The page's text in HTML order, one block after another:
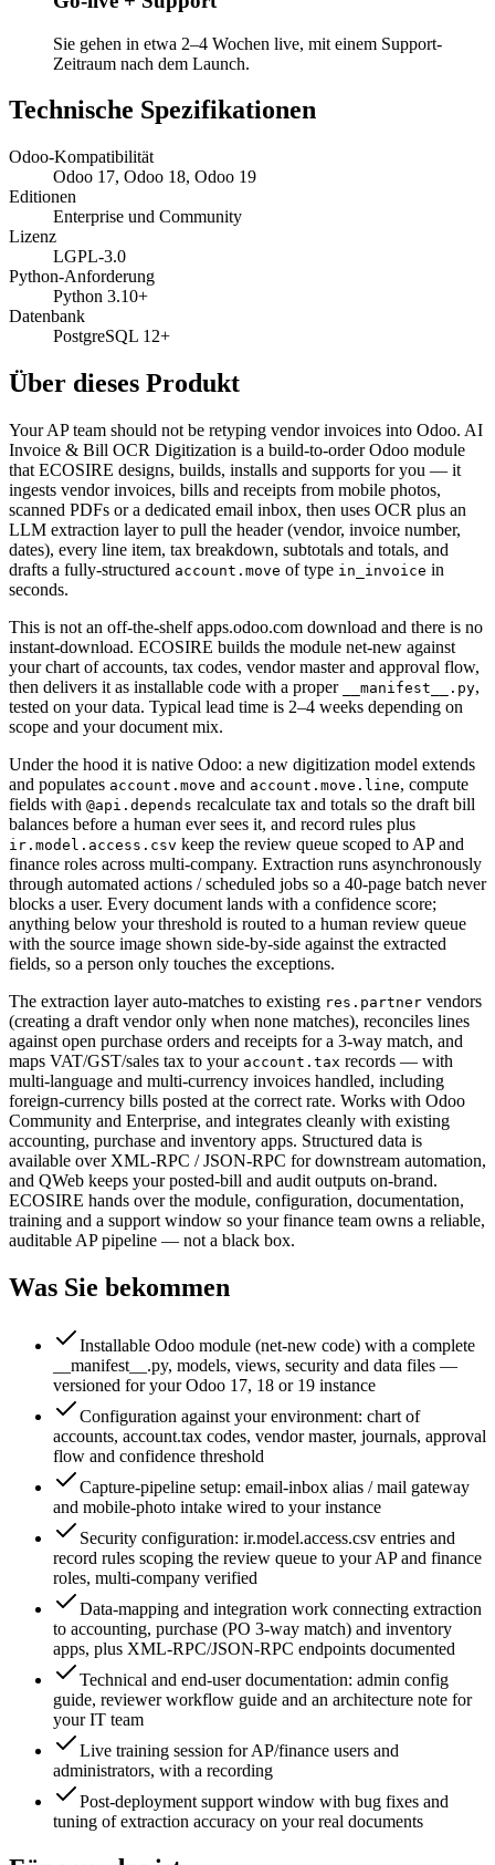
Sie gehen in etwa 2–4 Wochen live, mit einem Support-
Zeitraum nach dem Launch.
Technische Spezifikationen
Odoo-Kompatibilität
Odoo 17, Odoo 18, Odoo 19
Editionen
Enterprise und Community
Lizenz
LGPL-3.0
Python-Anforderung
Python 3.10+
Datenbank
PostgreSQL 12+
Über dieses Produkt
Your AP team should not be retyping vendor invoices into Odoo. AI
Invoice & Bill OCR Digitization is a build-to-order Odoo module
that ECOSIRE designs, builds, installs and supports for you — it
ingests vendor invoices, bills and receipts from mobile photos,
scanned PDFs or a dedicated email inbox, then uses OCR plus an
LLM extraction layer to pull the header (vendor, invoice number,
dates), every line item, tax breakdown, subtotals and totals, and
drafts a fully-structured account.move of type in_invoice in
seconds.
This is not an off-the-shelf apps.odoo.com download and there is no
instant-download. ECOSIRE builds the module net-new against
your chart of accounts, tax codes, vendor master and approval flow,
then delivers it as installable code with a proper
__manifest__.py,
tested on your data. Typical lead time is 2–4 weeks depending on
scope and your document mix.
Under the hood it is native Odoo: a new digitization model extends
and populates account.move and account.move.line, compute
fields with @api.depends recalculate tax and totals so the draft bill
balances before a human ever sees it, and record rules plus
ir.model.access.csv keep the review queue scoped to AP and
finance roles across multi-company. Extraction runs asynchronously
through automated actions / scheduled jobs so a 40-page batch never
blocks a user. Every document lands with a confidence score;
anything below your threshold is routed to a human review queue
with the source image shown side-by-side against the extracted
fields, so a person only touches the exceptions.
The extraction layer auto-matches to existing res.partner vendors
(creating a draft vendor only when none matches), reconciles lines
against open purchase orders and receipts for a 3-way match, and
maps VAT/GST/sales tax to your account.tax records — with
multi-language and multi-currency invoices handled, including
foreign-currency bills posted at the correct rate. Works with Odoo
Community and Enterprise, and integrates cleanly with existing
accounting, purchase and inventory apps. Structured data is
available over XML-RPC / JSON-RPC for downstream automation,
and QWeb keeps your posted-bill and audit outputs on-brand.
ECOSIRE hands over the module, configuration, documentation,
training and a support window so your finance team owns a reliable,
auditable AP pipeline — not a black box.
Was Sie bekommen
Installable Odoo module (net-new code) with a complete
__manifest__.py, models, views, security and data files —
versioned for your Odoo 17, 18 or 19 instance
Configuration against your environment: chart of
accounts, account.tax codes, vendor master, journals, approval
flow and confidence threshold
Capture-pipeline setup: email-inbox alias / mail gateway
and mobile-photo intake wired to your instance
Security configuration: ir.model.access.csv entries and
record rules scoping the review queue to your AP and finance
roles, multi-company verified
Data-mapping and integration work connecting extraction
to accounting, purchase (PO 3-way match) and inventory
apps, plus XML-RPC/JSON-RPC endpoints documented
Technical and end-user documentation: admin config
guide, reviewer workflow guide and an architecture note for
your IT team
Live training session for AP/finance users and
administrators, with a recording
Post-deployment support window with bug fixes and
tuning of extraction accuracy on your real documents